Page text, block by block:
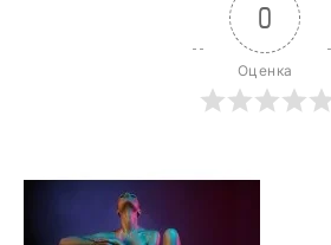
0
Оценка